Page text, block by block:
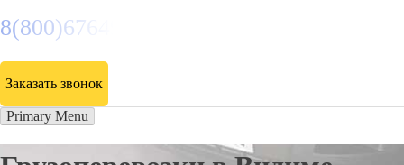
8(800)6764935
Заказать звонок
Primary Menu